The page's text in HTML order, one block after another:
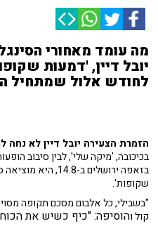
מה עומד מאחורי
יובל דיין, 'דמעות
לחודש אלול שמתחיל
הזמרת הצעירה יובל דיין לא נחה
בכיכובה, 'מיקה שלי', לבין סיבוב
בזאפה ירושלים ב-
שקופות'.
"בשבילי, כל אלבום מסכם תקופה
קול והוסיפה: "כיף כשיש את